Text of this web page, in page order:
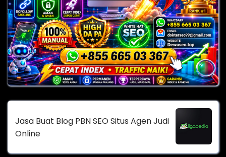
Jasa Buat Blog PBN SEO Situs Agen Judi
Online